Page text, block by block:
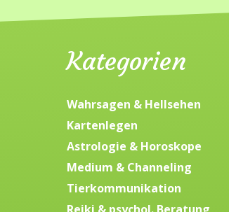
Kategorien
Wahrsagen & Hellsehen
Kartenlegen
Astrologie & Horoskope
Medium & Channeling
Tierkommunikation